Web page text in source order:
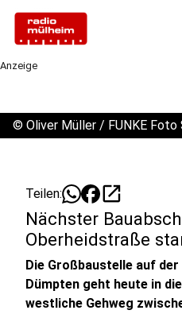
Anzeige
© Oliver Müller / FUNKE Foto
Teilen: open_in_new
Nächster
Oberheidstraße
Die Großbaustelle auf
Dümpten geht heute in
westliche Gehweg